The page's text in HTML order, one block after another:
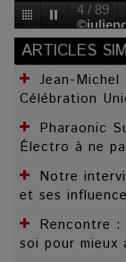
4 / 89
ARTICLES
Jean-
Célébration
Pharaonic
Électro à ne
Notre
et ses
Rencontre :
soi pour mieux